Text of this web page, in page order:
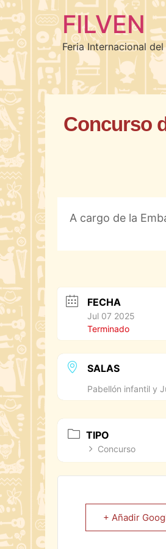
FILVEN
Feria Internacional
Concurso
A cargo de la
FECHA
Jul 07 2025
Terminado
SALAS
Pabellón infantil y
TIPO
Concurso
+ Añadir